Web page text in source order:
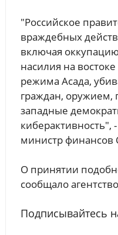
"Российское
враждебных
включая
насилия на
режима Асада,
граждан, оружием,
западные
министр
О принятии
сообщало
Подписывайтесь